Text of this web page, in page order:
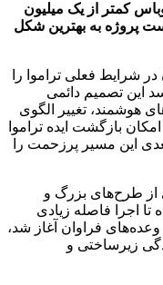
کمتر از یک میلیون
پروژه به بهترین شکل
شرایط فعلی تراموا را
این تصمیم دائمی
هوشمند، تغییر الگوی
بازگشت ایده تراموا
این مسیر پرزحمت را
از طرح‌های بزرگ و
اجرا فاصله زیادی
فراوان آغاز شد،
زیرساختی و